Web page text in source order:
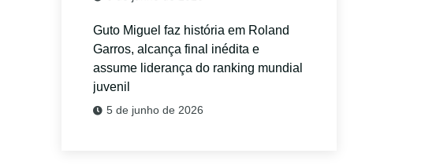
Guto Miguel faz história em Roland
Garros, alcança final inédita e
assume liderança do ranking mundial
juvenil
5 de junho de 2026